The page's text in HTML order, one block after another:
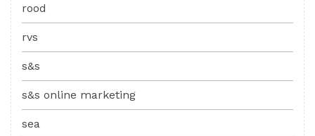
rood
rvs
s&s
s&s online marketing
sea